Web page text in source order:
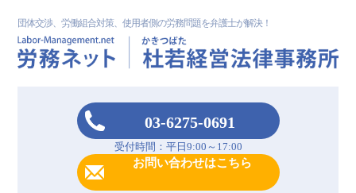
団体交渉、労働組合対策、使用者側の労務問題を弁護士が解決！
03-6275-0691
受付時間：平日9:00～17:00
お問い合わせはこちら